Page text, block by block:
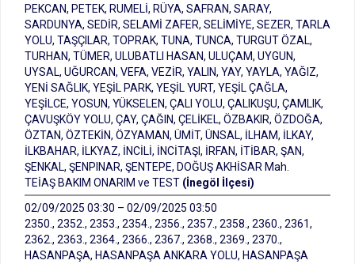
PEKCAN, PETEK, RUMELİ, RÜYA, SAFRAN, SARAY,
SARDUNYA, SEDİR, SELAMİ ZAFER, SELİMİYE, SEZER, TARLA
YOLU, TAŞÇILAR, TOPRAK, TUNA, TUNCA, TURGUT ÖZAL,
TURHAN, TÜMER, ULUBATLI HASAN, ULUÇAM, UYGUN,
UYSAL, UĞURCAN, VEFA, VEZİR, YALIN, YAY, YAYLA, YAĞIZ,
YENİ SAĞLIK, YEŞİL PARK, YEŞİL YURT, YEŞİL ÇAĞLA,
YEŞİLCE, YOSUN, YÜKSELEN, ÇALI YOLU, ÇALIKUŞU, ÇAMLIK,
ÇAVUŞKÖY YOLU, ÇAY, ÇAĞIN, ÇELİKEL, ÖZBAKIR, ÖZDOĞA,
ÖZTAN, ÖZTEKİN, ÖZYAMAN, ÜMİT, ÜNSAL, İLHAM, İLKAY,
İLKBAHAR, İLKYAZ, İNCİLİ, İNCİTAŞI, İRFAN, İTİBAR, ŞAN,
ŞENKAL, ŞENPINAR, ŞENTEPE, DOĞUŞ AKHİSAR Mah.
TEİAŞ BAKIM ONARIM ve TEST (İnegöl İlçesi)
02/09/2025 03:30 – 02/09/2025 03:50
2350., 2352., 2353., 2354., 2356., 2357., 2358., 2360., 2361,
2362., 2363., 2364., 2366., 2367., 2368., 2369., 2370.,
HASANPAŞA, HASANPAŞA ANKARA YOLU, HASANPAŞA